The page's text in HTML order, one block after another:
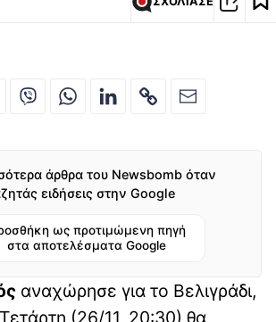
άρθρα του Newsbomb όταν
ειδήσεις στην Google
ως προτιμώμενη πηγή
στα αποτελέσματα Google
αναχώρησε για το Βελιγράδι,
(26/11, 20:30) θα